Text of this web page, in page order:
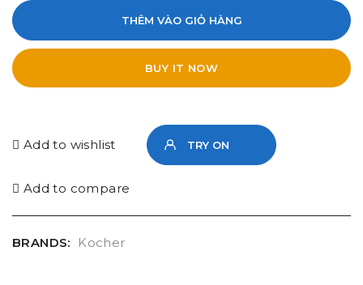
THÊM VÀO GIỎ HÀNG
BUY IT NOW
Add to wishlist TRY ON
Add to compare
BRANDS: Kocher